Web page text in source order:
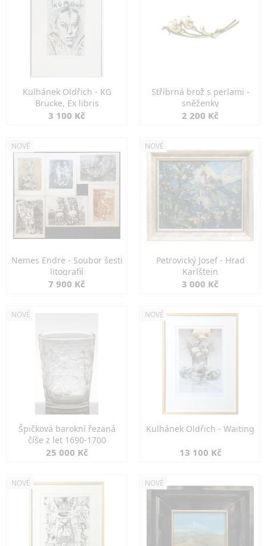
Kulhánek Oldřich - KG
Brücke, Ex libris
3 100 Kč
Stříbrná brož s perlami -
sněženky
2 200 Kč
NOVÉ
Nemes Endre - Soubor šesti
litografií
7 900 Kč
NOVÉ
Petrovický Josef - Hrad
Karlštejn
3 000 Kč
NOVÉ
Špičková barokní řezaná
číše z let 1690-1700
25 000 Kč
NOVÉ
Kulhánek Oldřich - Waiting
13 100 Kč
NOVÉ NOVÉ